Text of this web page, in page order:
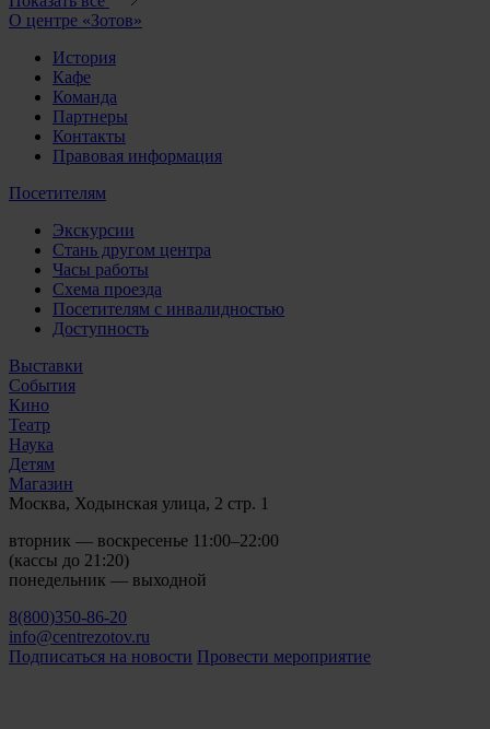
О центре «Зотов»
История
Кафе
Команда
Партнеры
Контакты
Правовая информация
Посетителям
Экскурсии
Стань другом центра
Часы работы
Схема проезда
Посетителям с инвалидностью
Доступность
Выставки
События
Кино
Театр
Наука
Детям
Магазин
Москва, Ходынская улица, 2 стр. 1
вторник — воскресенье 11:00–22:00
(кассы до 21:20)
понедельник — выходной
8(800)350-86-20
info@centrezotov.ru
Подписаться на новости Провести мероприятие